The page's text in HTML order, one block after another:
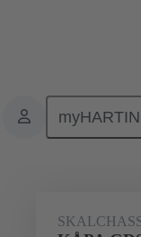
Produkter